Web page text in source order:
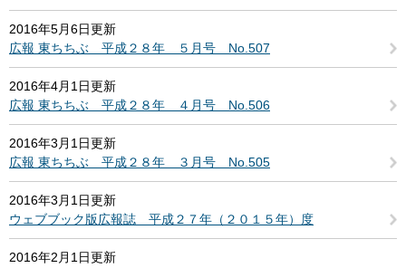
2016年5月6日更新
広報 東ちちぶ 平成２８年 ５月号 No.507
2016年4月1日更新
広報 東ちちぶ 平成２８年 ４月号 No.506
2016年3月1日更新
広報 東ちちぶ 平成２８年 ３月号 No.505
2016年3月1日更新
ウェブブック版広報誌 平成２７年（２０１５年）度
2016年2月1日更新